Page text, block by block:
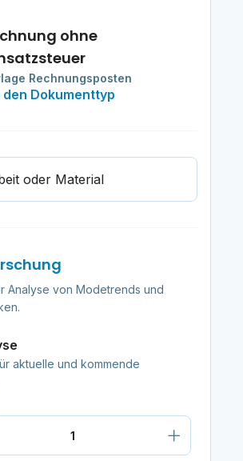
ohne
Rechnungsposten
Dokumenttyp
oder Material
Analyse von Modetrends und
aktuelle und kommende